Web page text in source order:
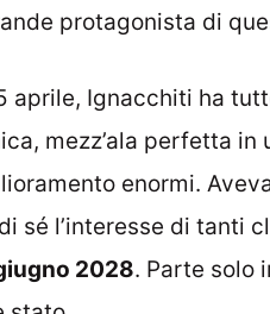
protagonista di
aprile, Ignacchiti ha
mezz’ala perfetta in
enormi.
sé l’interesse di tanti
2028. Parte solo